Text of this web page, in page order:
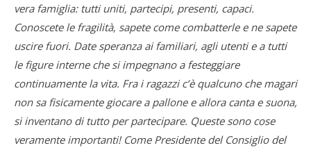
vera famiglia: tutti uniti, partecipi, presenti, capaci.
Conoscete le fragilità, sapete come combatterle e ne sapete
uscire fuori. Date speranza ai familiari, agli utenti e a tutti
le figure interne che si impegnano a festeggiare
continuamente la vita. Fra i ragazzi c’è qualcuno che magari
non sa fisicamente giocare a pallone e allora canta e suona,
si inventano di tutto per partecipare. Queste sono cose
veramente importanti! Come Presidente del Consiglio del